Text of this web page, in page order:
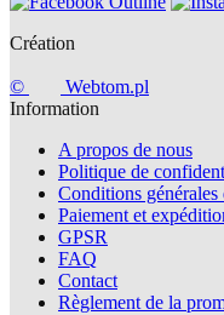
Création
©
Webtom.pl
Information
A propos de nous
Politique de
Conditions générales
Paiement et
GPSR
FAQ
Contact
Règlement de la